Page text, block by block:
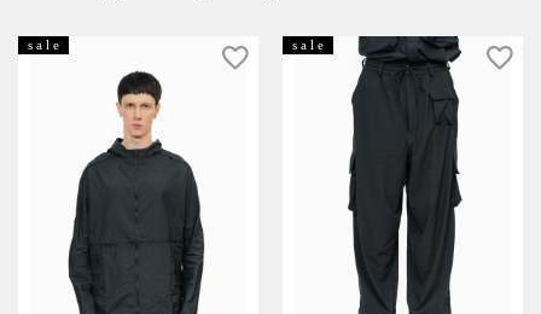
s a l e s a l e